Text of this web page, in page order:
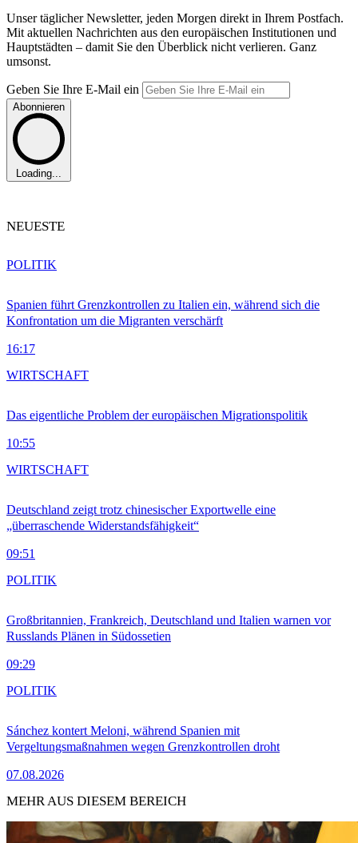
Unser täglicher Newsletter, jeden Morgen direkt in Ihrem Postfach.
Mit aktuellen Nachrichten aus den europäischen Institutionen und
Hauptstädten – damit Sie den Überblick nicht verlieren. Ganz
umsonst.
Geben Sie Ihre E-Mail ein
Abonnieren
Loading...
NEUESTE
Spanien führt Grenzkontrollen zu Italien ein, während sich die
Konfrontation um die Migranten verschärft
16:17
POLITIK
Das eigentliche Problem der europäischen Migrationspolitik
10:55
WIRTSCHAFT
Deutschland zeigt trotz chinesischer Exportwelle eine
„überraschende Widerstandsfähigkeit“
09:51
WIRTSCHAFT
Großbritannien, Frankreich, Deutschland und Italien warnen vor
Russlands Plänen in Südossetien
09:29
POLITIK
Sánchez kontert Meloni, während Spanien mit
Vergeltungsmaßnahmen wegen Grenzkontrollen droht
07.08.2026
POLITIK
MEHR AUS DIESEM BEREICH